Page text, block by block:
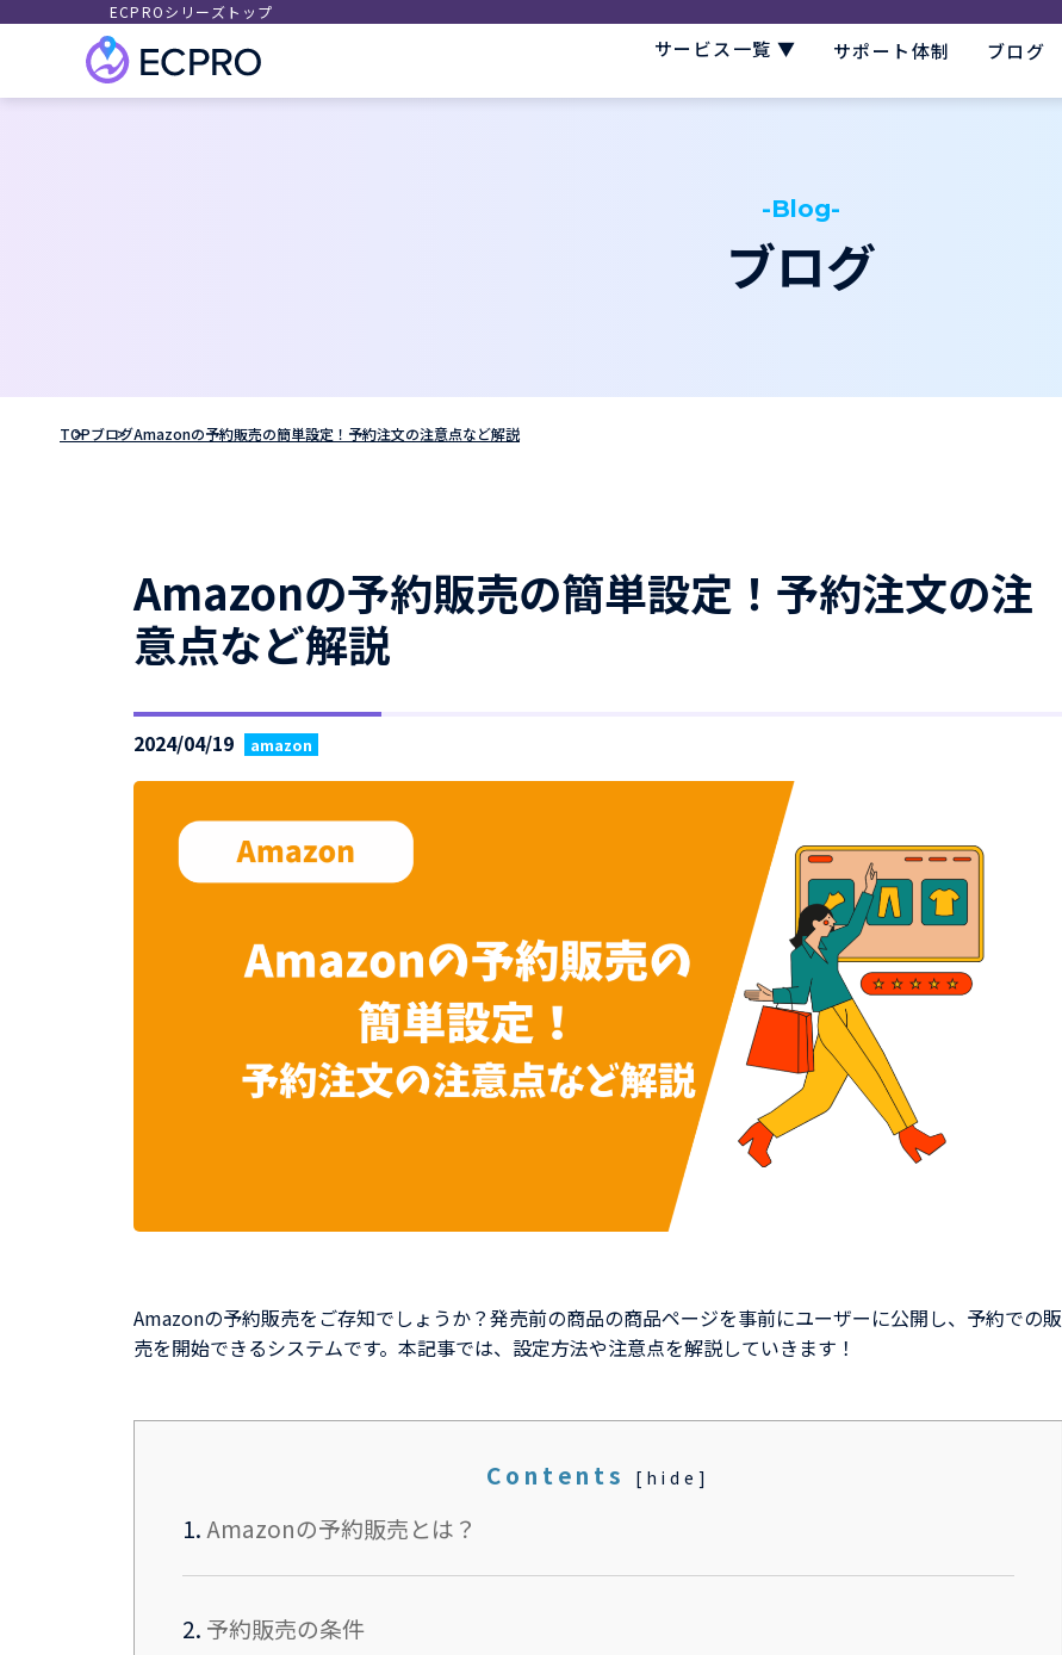
ECPROシリーズトップ
サービス一覧 ▼ サポート体制 ブログ
-Blog-
ブログ
TOPブログAmazonの予約販売の簡単設定！予約注文の注意点など解説
Amazonの予約販売の簡単設定！予約注文の注
意点など解説
2024/04/19 amazon
Amazonの予約販売をご存知でしょうか？発売前の商品の商品ページを事前にユーザーに公開し、予約での販
売を開始できるシステムです。本記事では、設定方法や注意点を解説していきます！
Contents [ hide ]
1. Amazonの予約販売とは？
2. 予約販売の条件